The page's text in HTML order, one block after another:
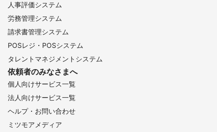
人事評価システム
労務管理システム
請求書管理システム
POSレジ・POSシステム
タレントマネジメントシステム
依頼者のみなさまへ
個人向けサービス一覧
法人向けサービス一覧
ヘルプ・お問い合わせ
ミツモアメディア